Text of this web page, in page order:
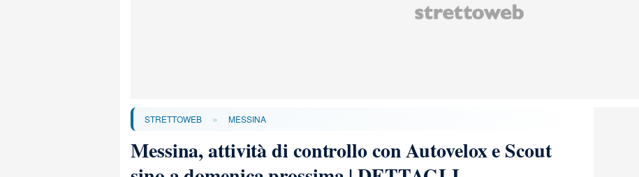
STRETTOWEB » MESSINA
Messina, attività di controllo con Autovelox e Scout